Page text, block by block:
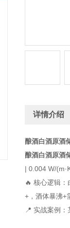
详情介绍
酿酒白酒原酒
酿酒白酒原酒
| 0.004 W/
🔥 核心逻辑
+，酒体暴沸+
📍 实战案例